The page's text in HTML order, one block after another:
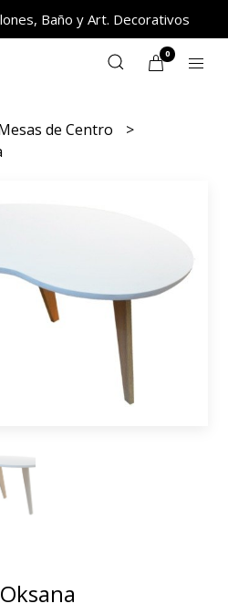
Baño y Art. Decorativos
0
de Centro